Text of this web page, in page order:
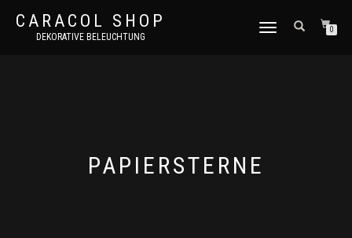
CARACOL SHOP
DEKORATIVE BELEUCHTUNG
NAVIGATION
0
PAPIERSTERNE